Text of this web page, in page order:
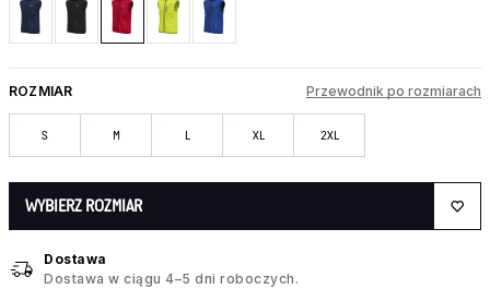
ROZMIAR Przewodnik po rozmiarach
S M L XL 2XL
WYBIERZ ROZMIAR
Dostawa
Dostawa w ciągu 4–5 dni roboczych.